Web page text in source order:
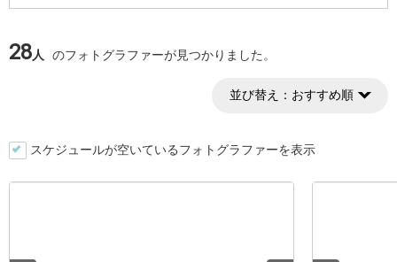
28人 のフォトグラファーが見つかりました。
並び替え： おすすめ順
スケジュールが空いているフォトグラファーを表示